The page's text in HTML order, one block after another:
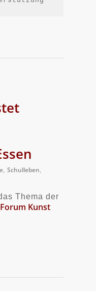
Schulleben
Thema der
Kunst